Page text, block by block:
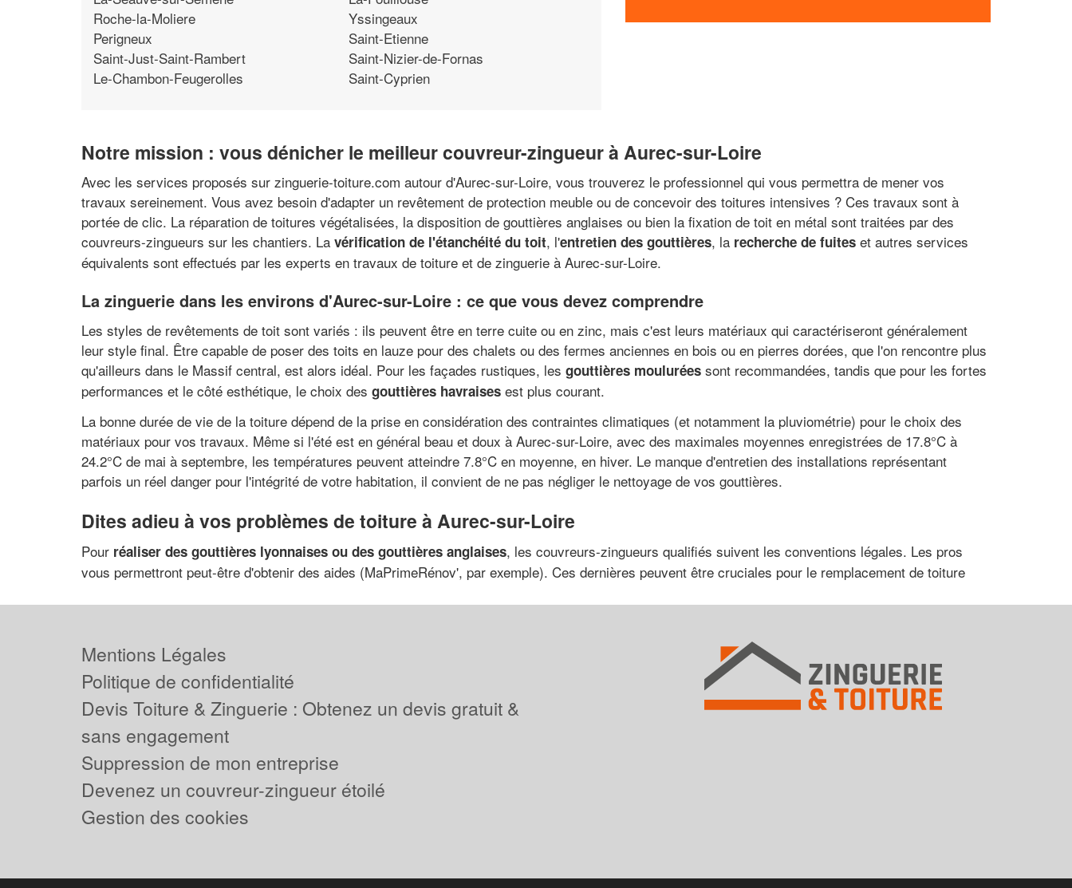
Roche-la-Moliere
Perigneux
Saint-Just-Saint-Rambert
Le-Chambon-Feugerolles
Yssingeaux
Saint-Etienne
Saint-Nizier-de-Fornas
Saint-Cyprien
Notre mission : vous dénicher le meilleur couvreur-zingueur à Aurec-sur-Loire
Avec les services proposés sur zinguerie-toiture.com autour d'Aurec-sur-Loire, vous trouverez le professionnel qui vous permettra de mener vos
travaux sereinement. Vous avez besoin d'adapter un revêtement de protection meuble ou de concevoir des toitures intensives ? Ces travaux sont à
portée de clic. La réparation de toitures végétalisées, la disposition de gouttières anglaises ou bien la fixation de toit en métal sont traitées par des
couvreurs-zingueurs sur les chantiers. La vérification de l'étanchéité du toit, l'entretien des gouttières, la recherche de fuites et autres services
équivalents sont effectués par les experts en travaux de toiture et de zinguerie à Aurec-sur-Loire.
La zinguerie dans les environs d'Aurec-sur-Loire : ce que vous devez comprendre
Les styles de revêtements de toit sont variés : ils peuvent être en terre cuite ou en zinc, mais c'est leurs matériaux qui caractériseront généralement
leur style final. Être capable de poser des toits en lauze pour des chalets ou des fermes anciennes en bois ou en pierres dorées, que l'on rencontre plus
qu'ailleurs dans le Massif central, est alors idéal. Pour les façades rustiques, les gouttières moulurées sont recommandées, tandis que pour les fortes
performances et le côté esthétique, le choix des gouttières havraises est plus courant.
La bonne durée de vie de la toiture dépend de la prise en considération des contraintes climatiques (et notamment la pluviométrie) pour le choix des
matériaux pour vos travaux. Même si l'été est en général beau et doux à Aurec-sur-Loire, avec des maximales moyennes enregistrées de 17.8°C à
24.2°C de mai à septembre, les températures peuvent atteindre 7.8°C en moyenne, en hiver. Le manque d'entretien des installations représentant
parfois un réel danger pour l'intégrité de votre habitation, il convient de ne pas négliger le nettoyage de vos gouttières.
Dites adieu à vos problèmes de toiture à Aurec-sur-Loire
Pour réaliser des gouttières lyonnaises ou des gouttières anglaises, les couvreurs-zingueurs qualifiés suivent les conventions légales. Les pros
vous permettront peut-être d'obtenir des aides (MaPrimeRénov', par exemple). Ces dernières peuvent être cruciales pour le remplacement de toiture
Mentions Légales
Politique de confidentialité
Devis Toiture & Zinguerie : Obtenez un devis gratuit &
sans engagement
Suppression de mon entreprise
Devenez un couvreur-zingueur étoilé
Gestion des cookies